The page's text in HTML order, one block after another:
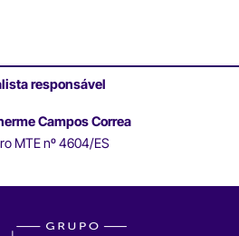
responsável
Campos Correa
MTE nº 4604/ES